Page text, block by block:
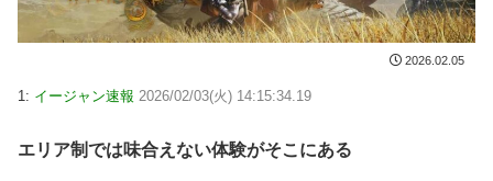
2026.02.05
1: イージャン速報 2026/02/03(火) 14:15:34.19
エリア制では味合えない体験がそこにある